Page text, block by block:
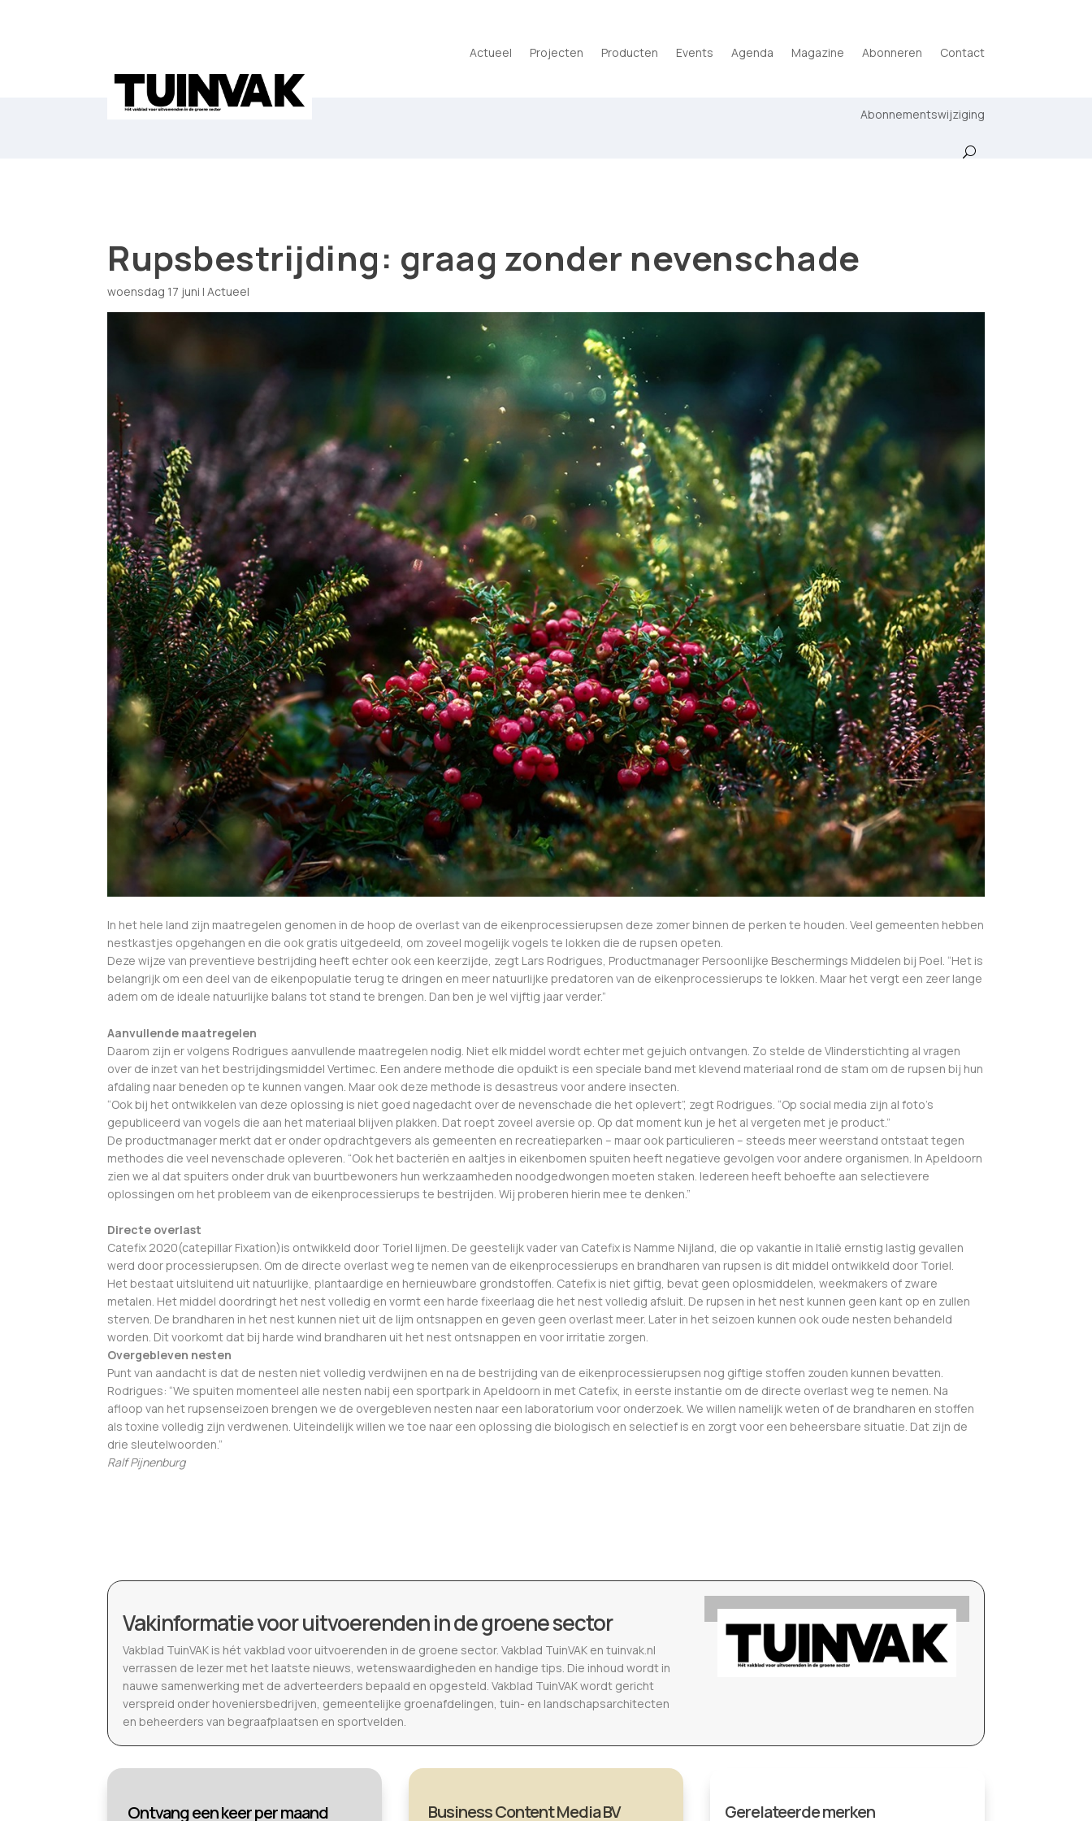
Actueel Projecten Producten Events Agenda Magazine Abonneren Contact
Abonnementswijziging
Rupsbestrijding: graag zonder nevenschade
woensdag 17 juni | Actueel
In het hele land zijn maatregelen genomen in de hoop de overlast van de eikenprocessierupsen deze zomer binnen de perken te houden. Veel gemeenten hebben
nestkastjes opgehangen en die ook gratis uitgedeeld, om zoveel mogelijk vogels te lokken die de rupsen opeten.
Deze wijze van preventieve bestrijding heeft echter ook een keerzijde, zegt Lars Rodrigues, Productmanager Persoonlijke Beschermings Middelen bij Poel. “Het is
belangrijk om een deel van de eikenpopulatie terug te dringen en meer natuurlijke predatoren van de eikenprocessierups te lokken. Maar het vergt een zeer lange
adem om de ideale natuurlijke balans tot stand te brengen. Dan ben je wel vijftig jaar verder.”
Aanvullende maatregelen
Daarom zijn er volgens Rodrigues aanvullende maatregelen nodig. Niet elk middel wordt echter met gejuich ontvangen. Zo stelde de Vlinderstichting al vragen
over de inzet van het bestrijdingsmiddel Vertimec. Een andere methode die opduikt is een speciale band met klevend materiaal rond de stam om de rupsen bij hun
afdaling naar beneden op te kunnen vangen. Maar ook deze methode is desastreus voor andere insecten.
“Ook bij het ontwikkelen van deze oplossing is niet goed nagedacht over de nevenschade die het oplevert”, zegt Rodrigues. “Op social media zijn al foto’s
gepubliceerd van vogels die aan het materiaal blijven plakken. Dat roept zoveel aversie op. Op dat moment kun je het al vergeten met je product.”
De productmanager merkt dat er onder opdrachtgevers als gemeenten en recreatieparken – maar ook particulieren – steeds meer weerstand ontstaat tegen
methodes die veel nevenschade opleveren. “Ook het bacteriën en aaltjes in eikenbomen spuiten heeft negatieve gevolgen voor andere organismen. In Apeldoorn
zien we al dat spuiters onder druk van buurtbewoners hun werkzaamheden noodgedwongen moeten staken. Iedereen heeft behoefte aan selectievere
oplossingen om het probleem van de eikenprocessierups te bestrijden. Wij proberen hierin mee te denken.”
Directe overlast
Catefix 2020(catepillar Fixation)is ontwikkeld door Toriel lijmen. De geestelijk vader van Catefix is Namme Nijland, die op vakantie in Italië ernstig lastig gevallen
werd door processierupsen. Om de directe overlast weg te nemen van de eikenprocessierups en brandharen van rupsen is dit middel ontwikkeld door Toriel.
Het bestaat uitsluitend uit natuurlijke, plantaardige en hernieuwbare grondstoffen. Catefix is niet giftig, bevat geen oplosmiddelen, weekmakers of zware
metalen. Het middel doordringt het nest volledig en vormt een harde fixeerlaag die het nest volledig afsluit. De rupsen in het nest kunnen geen kant op en zullen
sterven. De brandharen in het nest kunnen niet uit de lijm ontsnappen en geven geen overlast meer. Later in het seizoen kunnen ook oude nesten behandeld
worden. Dit voorkomt dat bij harde wind brandharen uit het nest ontsnappen en voor irritatie zorgen.
Overgebleven nesten
Punt van aandacht is dat de nesten niet volledig verdwijnen en na de bestrijding van de eikenprocessierupsen nog giftige stoffen zouden kunnen bevatten.
Rodrigues: “We spuiten momenteel alle nesten nabij een sportpark in Apeldoorn in met Catefix, in eerste instantie om de directe overlast weg te nemen. Na
afloop van het rupsenseizoen brengen we de overgebleven nesten naar een laboratorium voor onderzoek. We willen namelijk weten of de brandharen en stoffen
als toxine volledig zijn verdwenen. Uiteindelijk willen we toe naar een oplossing die biologisch en selectief is en zorgt voor een beheersbare situatie. Dat zijn de
drie sleutelwoorden.”
Ralf Pijnenburg
Vakinformatie voor uitvoerenden in de groene sector
Vakblad TuinVAK is hét vakblad voor uitvoerenden in de groene sector. Vakblad TuinVAK en tuinvak.nl
verrassen de lezer met het laatste nieuws, wetenswaardigheden en handige tips. Die inhoud wordt in
nauwe samenwerking met de adverteerders bepaald en opgesteld. Vakblad TuinVAK wordt gericht
verspreid onder hoveniersbedrijven, gemeentelijke groenafdelingen, tuin- en landschapsarchitecten
en beheerders van begraafplaatsen en sportvelden.
Ontvang een keer per maand Business Content Media BV Gerelateerde merken